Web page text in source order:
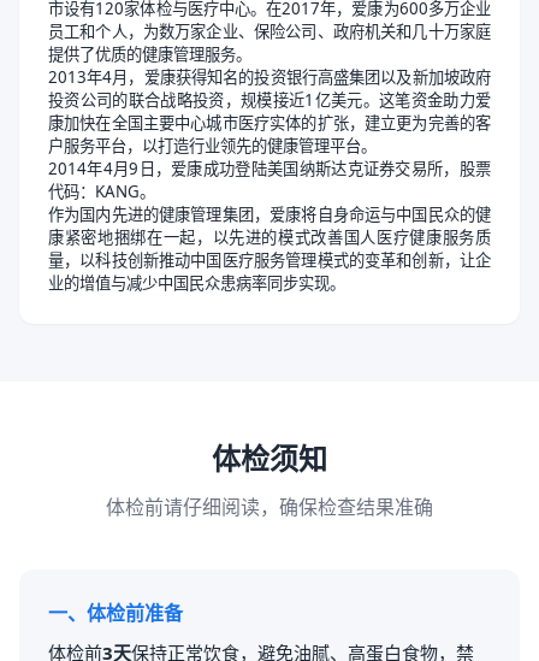
市设有120家体检与医疗中心。在2017年，爱康为600多万企业
员工和个人，为数万家企业、保险公司、政府机关和几十万家庭
提供了优质的健康管理服务。
2013年4月，爱康获得知名的投资银行高盛集团以及新加坡政府
投资公司的联合战略投资，规模接近1亿美元。这笔资金助力爱
康加快在全国主要中心城市医疗实体的扩张，建立更为完善的客
户服务平台，以打造行业领先的健康管理平台。
2014年4月9日，爱康成功登陆美国纳斯达克证券交易所，股票
代码：KANG。
作为国内先进的健康管理集团，爱康将自身命运与中国民众的健
康紧密地捆绑在一起，以先进的模式改善国人医疗健康服务质
量，以科技创新推动中国医疗服务管理模式的变革和创新，让企
业的增值与减少中国民众患病率同步实现。
体检须知
体检前请仔细阅读，确保检查结果准确
一、体检前准备
体检前3天保持正常饮食，避免油腻、高蛋白食物，禁